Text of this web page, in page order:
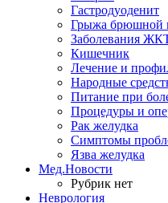
Гастродуоденит
Грыжа брюшной
Заболевания
Кишечник
Лечение и
Народные
Питание при
Процедуры и
Рак желудка
Симптомы
Язва желудка
Мед.Новости
Рубрик нет
Неврология